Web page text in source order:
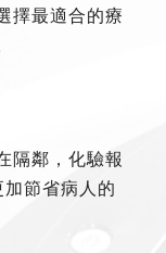
擇最適合的療
隔鄰，化驗報
節省病人的